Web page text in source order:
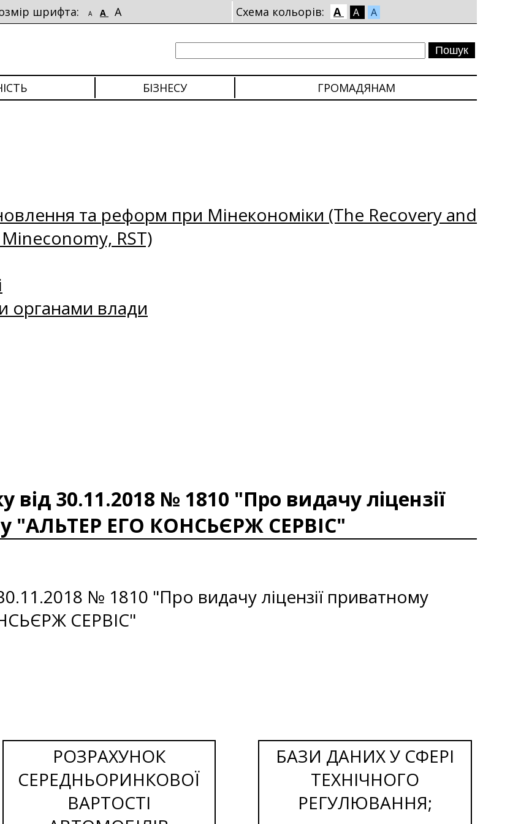
шрифта: A A A Схема кольорів: A A A
БІЗНЕСУ ГРОМАДЯНАМ
та реформ при Мінекономіки (The Recovery and
RST)
органами влади
30.11.2018 № 1810 "Про видачу ліцензії
"АЛЬТЕР ЕГО КОНСЬЄРЖ СЕРВІС"
№ 1810 "Про видачу ліцензії приватному
СЕРВІС"
РОЗРАХУНОК
СЕРЕДНЬОРИНКОВОЇ
ВАРТОСТІ
БАЗИ ДАНИХ У СФЕРІ
ТЕХНІЧНОГО
РЕГУЛЮВАННЯ;